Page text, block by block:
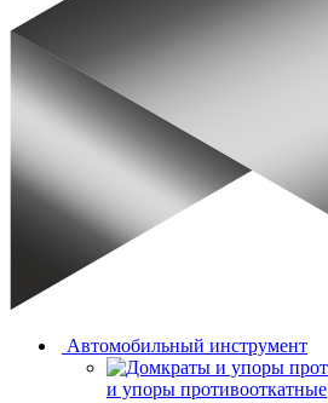
Автомобильный инструмент
и упоры противооткатные